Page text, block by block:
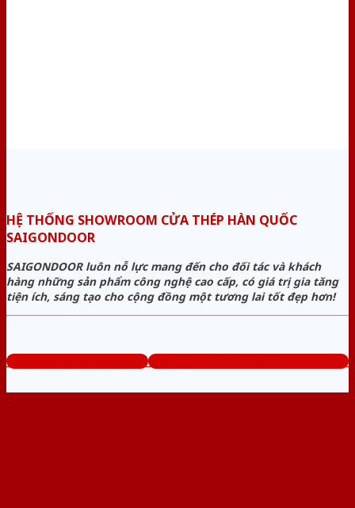
HỆ THỐNG SHOWROOM CỬA THÉP HÀN QUỐC
SAIGONDOOR
SAIGONDOOR luôn nỗ lực mang đến cho đối tác và khách
hàng những sản phẩm công nghệ cao cấp, có giá trị gia tăng
tiện ích, sáng tạo cho cộng đồng một tương lai tốt đẹp hơn!
www.cuathephanquoc.com Tổng đài tư vấn miễn phí: 0824.400.400